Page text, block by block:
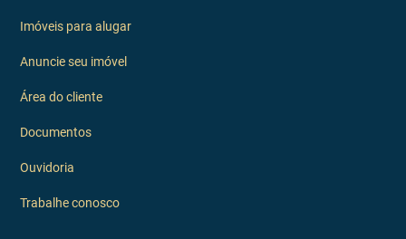
Imóveis para alugar
Anuncie seu imóvel
Área do cliente
Documentos
Ouvidoria
Trabalhe conosco